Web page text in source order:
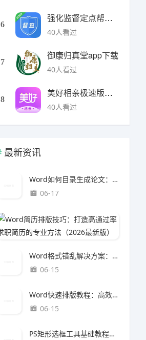
6
强化监督定点帮扶下载
40人看过
7
御康归真堂app下载
40人看过
8
美好相亲极速版下载
40人看过
最新资讯
Word如何目录生成论文：完整自动目录制作与论文排版实用教程
06-17
Word格式错乱解决方案：一键恢复规范排版的完整修复指南
06-15
Word快速排版教程：高效整理文档结构的完整方法
06-15
PS矩形选框工具基础教程：产品精修方法（最新更新版）